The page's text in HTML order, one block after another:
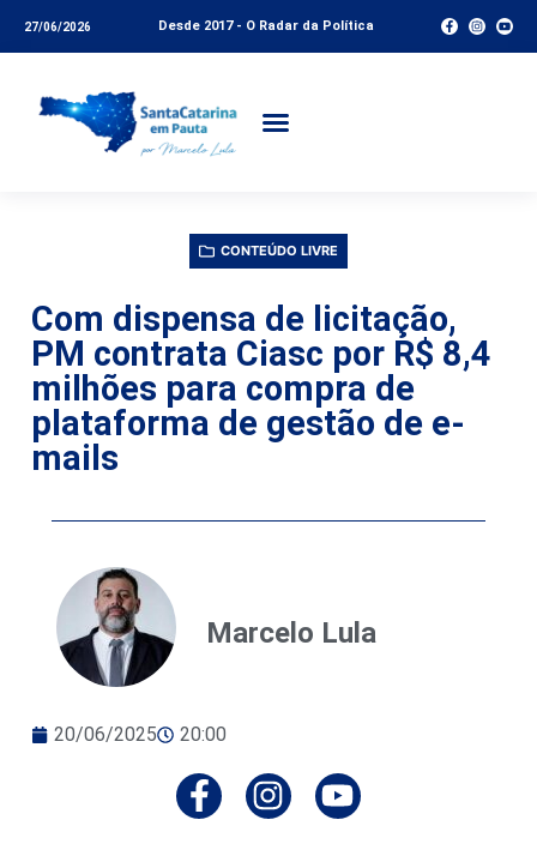
27/06/2026 Desde 2017 - O Radar da Política
CONTEÚDO LIVRE
Com dispensa de licitação,
PM contrata Ciasc por R$ 8,4
milhões para compra de
plataforma de gestão de e-
mails
Marcelo Lula
20/06/2025 20:00